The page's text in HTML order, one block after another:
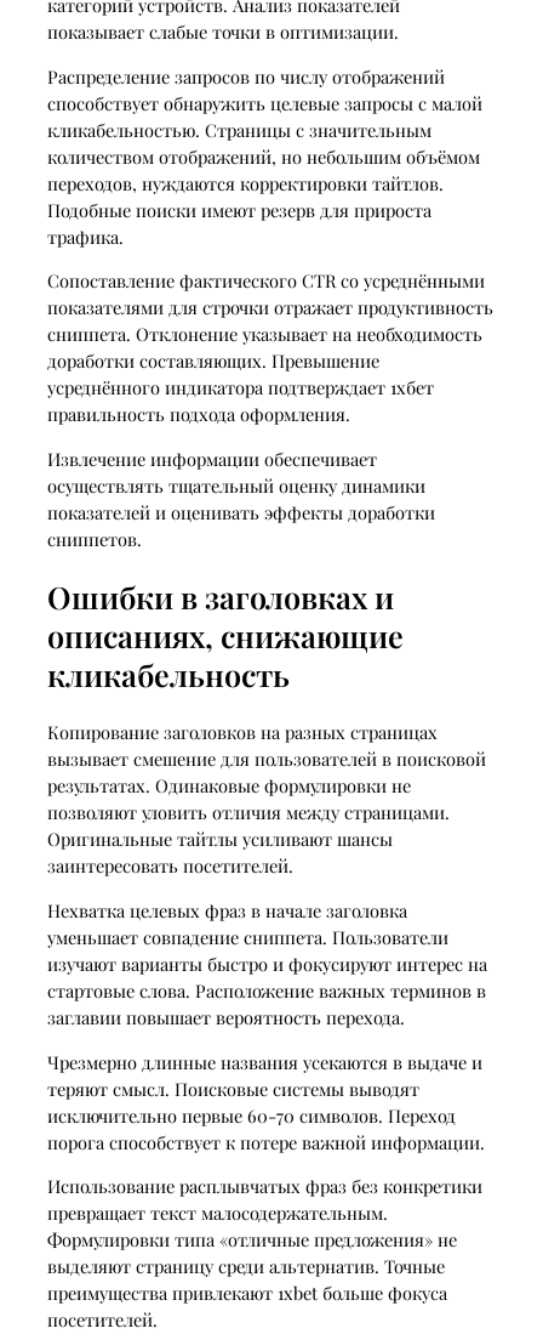
показывает слабые точки в оптимизации.
Распределение запросов по числу отображений
способствует обнаружить целевые запросы с малой
кликабельностью. Страницы с значительным
количеством отображений, но небольшим объёмом
переходов, нуждаются корректировки тайтлов.
Подобные поиски имеют резерв для прироста
трафика.
Сопоставление фактического CTR со усреднёнными
показателями для строчки отражает продуктивность
сниппета. Отклонение указывает на необходимость
доработки составляющих. Превышение
усреднённого индикатора подтверждает 1хбет
правильность подхода оформления.
Извлечение информации обеспечивает
осуществлять тщательный оценку динамики
показателей и оценивать эффекты доработки
сниппетов.
Ошибки в заголовках и
описаниях, снижающие
кликабельность
Копирование заголовков на разных страницах
вызывает смешение для пользователей в поисковой
результатах. Одинаковые формулировки не
позволяют уловить отличия между страницами.
Оригинальные тайтлы усиливают шансы
заинтересовать посетителей.
Нехватка целевых фраз в начале заголовка
уменьшает совпадение сниппета. Пользователи
изучают варианты быстро и фокусируют интерес на
стартовые слова. Расположение важных терминов в
заглавии повышает вероятность перехода.
Чрезмерно длинные названия усекаются в выдаче и
теряют смысл. Поисковые системы выводят
исключительно первые 60-70 символов. Переход
порога способствует к потере важной информации.
Использование расплывчатых фраз без конкретики
превращает текст малосодержательным.
Формулировки типа «отличные предложения» не
выделяют страницу среди альтернатив. Точные
преимущества привлекают 1xbet больше фокуса
посетителей.